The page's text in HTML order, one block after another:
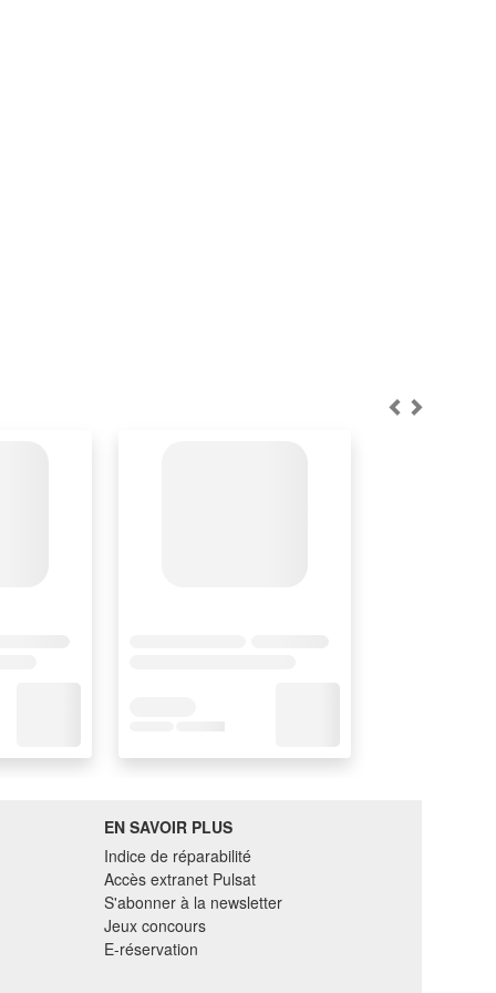
EN SAVOIR PLUS
Indice de réparabilité
Accès extranet Pulsat
S'abonner à la newsletter
Jeux concours
E-réservation